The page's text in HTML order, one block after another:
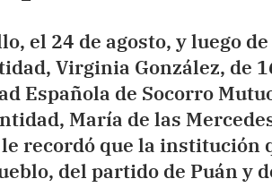
el 24 de agosto, y luego
Virginia González, de
Española de Socorro
María de las
recordó que la institución
del partido de Puán y